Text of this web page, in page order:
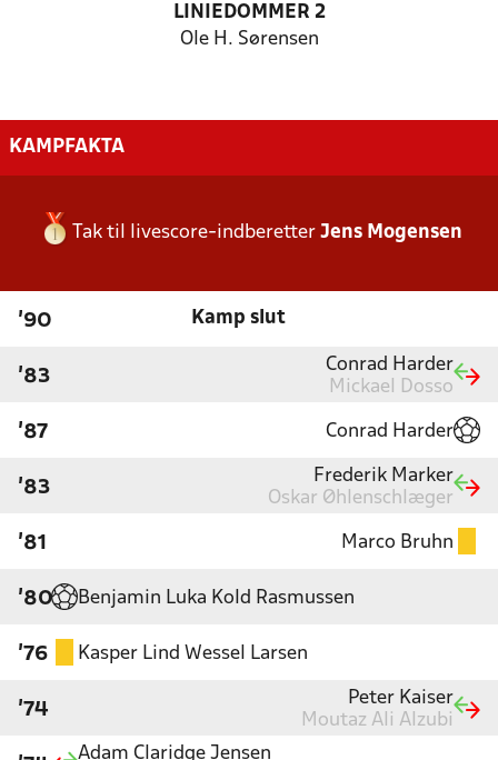
LINIEDOMMER 2
Ole H. Sørensen
KAMPFAKTA
Tak til livescore-indberetter Jens Mogensen
'90 Kamp slut
'83
Conrad Harder
Mickael Dosso
'87 Conrad Harder
'83
Frederik Marker
Oskar Øhlenschlæger
'81 Marco Bruhn
'80 Benjamin Luka Kold Rasmussen
'76 Kasper Lind Wessel Larsen
'74
Peter Kaiser
Moutaz Ali Alzubi
Adam Claridge Jensen